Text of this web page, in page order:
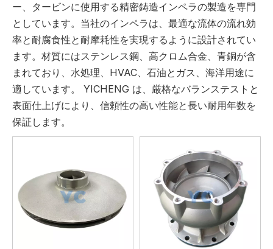
ー、タービンに使用する精密鋳造インペラの製造を専門
としています。当社のインペラは、最適な流体の流れ効
率と耐腐食性と耐摩耗性を実現するように設計されてい
ます。材質にはステンレス鋼、高クロム合金、青銅が含
まれており、水処理、HVAC、石油とガス、海洋用途に
適しています。 YICHENG は、厳格なバランステストと
表面仕上げにより、信頼性の高い性能と長い耐用年数を
保証します。